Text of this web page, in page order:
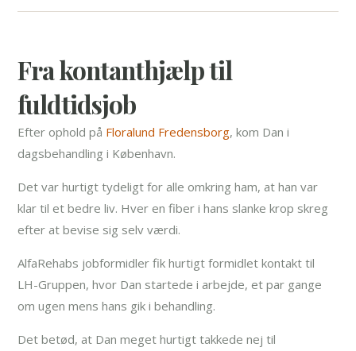
Fra kontanthjælp til
fuldtidsjob
Efter ophold på Floralund Fredensborg, kom Dan i
dagsbehandling i København.
Det var hurtigt tydeligt for alle omkring ham, at han var
klar til et bedre liv. Hver en fiber i hans slanke krop skreg
efter at bevise sig selv værdi.
AlfaRehabs jobformidler fik hurtigt formidlet kontakt til
LH-Gruppen, hvor Dan startede i arbejde, et par gange
om ugen mens hans gik i behandling.
Det betød, at Dan meget hurtigt takkede nej til